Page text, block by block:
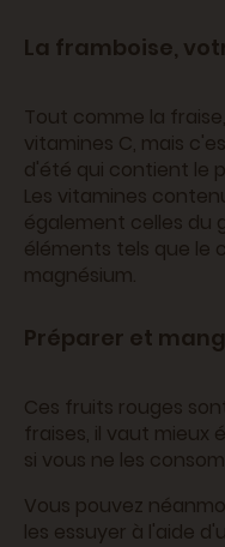
La framboise,
Tout comme la
vitamines C, mais
d'été qui contient le
Les vitamines
également celles du
éléments tels que le
magnésium.
Préparer et
Ces fruits rouges
fraises, il vaut mieux
si vous ne les
Vous pouvez
les essuyer à l'aide